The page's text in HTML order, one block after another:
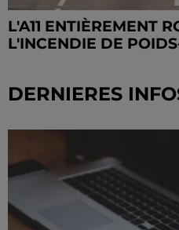
L'A11 ENTIÈREMENT
L'INCENDIE DE
DERNIERES